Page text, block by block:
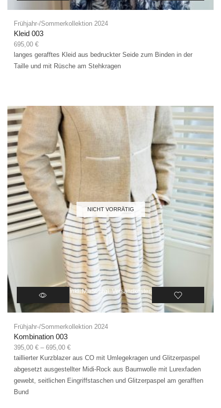
Frühjahr-/Sommerkollektion 2024
Kleid 003
695,00 €
langes gerafftes Kleid aus bedruckter Seide zum Binden in der
Taille und mit Rüsche am Stehkragen
NICHT VORRÄTIG
inkl. MwSt.zzgl. Versandkosten
Frühjahr-/Sommerkollektion 2024
Kombination 003
395,00 € – 695,00 €
taillierter Kurzblazer aus CO mit Umlegekragen und Glitzerpaspel
abgesetzt ausgestellter Midi-Rock aus Baumwolle mit Lurexfaden
gewebt, seitlichen Eingriffstaschen und Glitzerpaspel am gerafften
Bund